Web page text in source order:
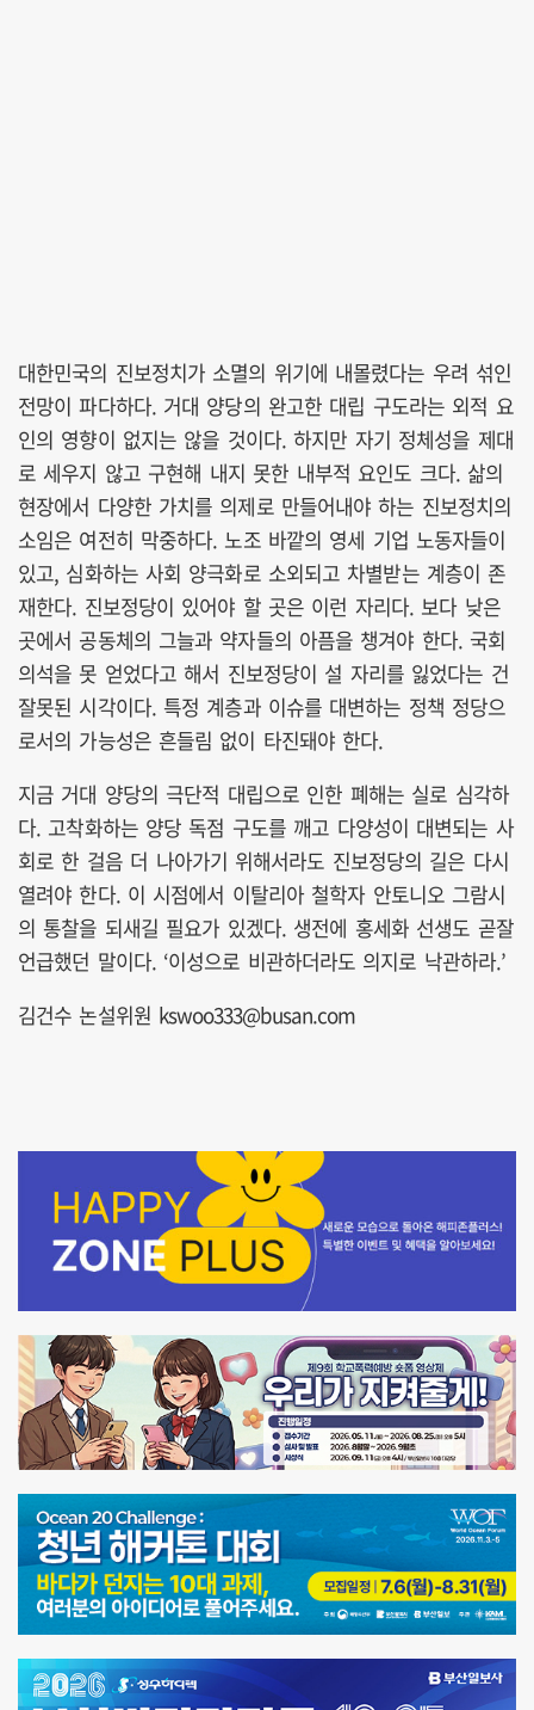
대한민국의 진보정치가 소멸의 위기에 내몰렸다는 우려 섞인
전망이 파다하다. 거대 양당의 완고한 대립 구도라는 외적 요
인의 영향이 없지는 않을 것이다. 하지만 자기 정체성을 제대
로 세우지 않고 구현해 내지 못한 내부적 요인도 크다. 삶의
현장에서 다양한 가치를 의제로 만들어내야 하는 진보정치의
소임은 여전히 막중하다. 노조 바깥의 영세 기업 노동자들이
있고, 심화하는 사회 양극화로 소외되고 차별받는 계층이 존
재한다. 진보정당이 있어야 할 곳은 이런 자리다. 보다 낮은
곳에서 공동체의 그늘과 약자들의 아픔을 챙겨야 한다. 국회
의석을 못 얻었다고 해서 진보정당이 설 자리를 잃었다는 건
잘못된 시각이다. 특정 계층과 이슈를 대변하는 정책 정당으
로서의 가능성은 흔들림 없이 타진돼야 한다.
지금 거대 양당의 극단적 대립으로 인한 폐해는 실로 심각하
다. 고착화하는 양당 독점 구도를 깨고 다양성이 대변되는 사
회로 한 걸음 더 나아가기 위해서라도 진보정당의 길은 다시
열려야 한다. 이 시점에서 이탈리아 철학자 안토니오 그람시
의 통찰을 되새길 필요가 있겠다. 생전에 홍세화 선생도 곧잘
언급했던 말이다. ‘이성으로 비관하더라도 의지로 낙관하라.’
김건수 논설위원 kswoo333@busan.com